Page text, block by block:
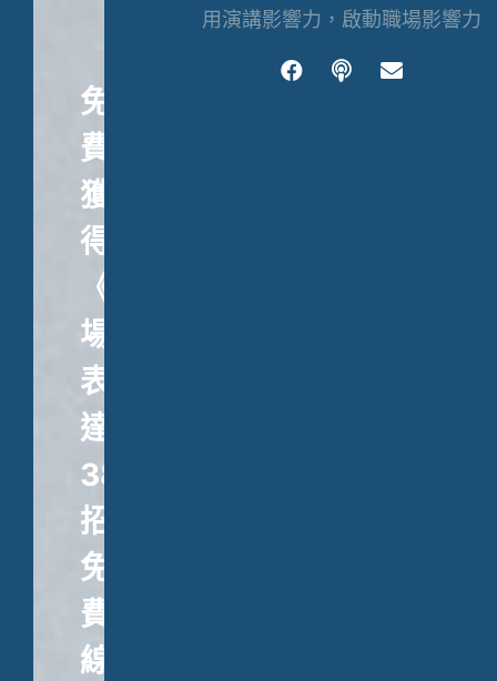
用演講影響力，啟動職場影響力
免
費
獲
得
《職
場
表
達
38
招》、
免
費
線